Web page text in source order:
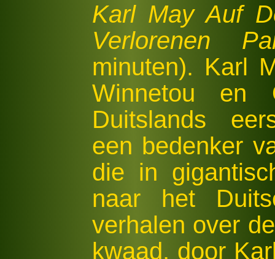
Karl May Auf
Verlorenen
minuten). Karl
Winnetou en
Duitslands
een bedenker
die in
naar het
verhalen over
kwaad, door